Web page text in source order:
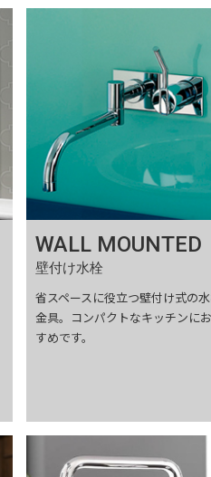
WALL MOUNTED
壁付け水栓
省スペースに役立つ壁付け式の
金具。コンパクトなキッチンに
すめです。